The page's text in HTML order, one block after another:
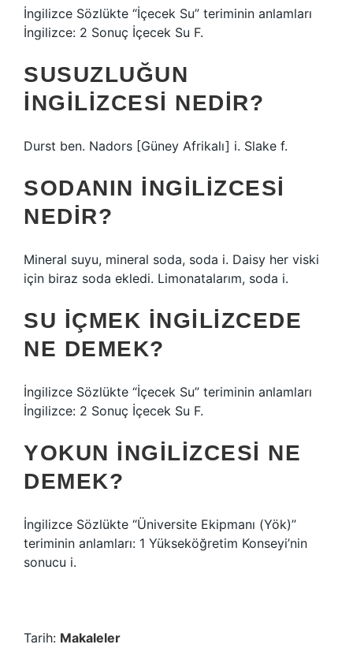
İngilizce Sözlükte “İçecek Su” teriminin anlamları
İngilizce: 2 Sonuç İçecek Su F.
SUSUZLUĞUN
İNGILIZCESI NEDIR?
Durst ben. Nadors [Güney Afrikalı] i. Slake f.
SODANIN İNGILIZCESI
NEDIR?
Mineral suyu, mineral soda, soda i. Daisy her viski
için biraz soda ekledi. Limonatalarım, soda i.
SU IÇMEK INGILIZCEDE
NE DEMEK?
İngilizce Sözlükte “İçecek Su” teriminin anlamları
İngilizce: 2 Sonuç İçecek Su F.
YOKUN INGILIZCESI NE
DEMEK?
İngilizce Sözlükte “Üniversite Ekipmanı (Yök)”
teriminin anlamları: 1 Yükseköğretim Konseyi’nin
sonucu i.
Tarih: Makaleler